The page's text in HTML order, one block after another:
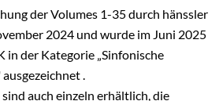
der Volumes 1-35 durch hänssler
2024 und wurde im Juni 2025
in der Kategorie „Sinfonische
.
auch einzeln erhältlich, die